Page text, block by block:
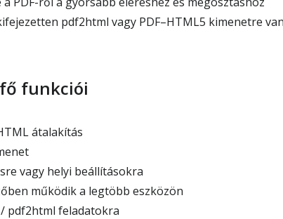
pdf2html vagy PDF–HTML5 kimenetre
fő funkciói
átalakítás
vagy helyi beállításokra
működik a legtöbb eszközön
pdf2html feladatokra